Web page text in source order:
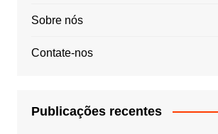
Sobre nós
Contate-nos
Publicações recentes